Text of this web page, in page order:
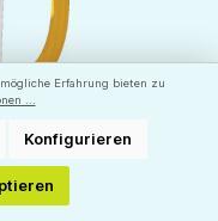
Familie..." -
Julia Dibbern
Erfahrung bieten zu
...
Konfigurieren